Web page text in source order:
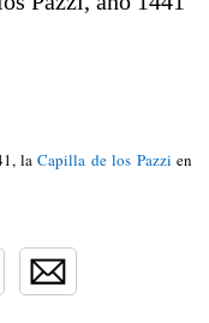
laCapilla de los Pazzi en